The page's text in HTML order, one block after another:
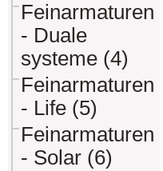
Feinarmaturen
- Duale
systeme (4)
Feinarmaturen
- Life (5)
Feinarmaturen
- Solar (6)